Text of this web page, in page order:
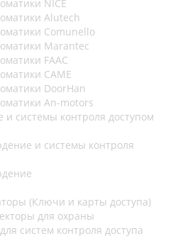
NICE
Alutech
Comunello
Marantec
FAAC
CAME
DoorHan
An-motors
системы контроля доступом
и системы контроля
(Ключи и карты доступа)
для охраны
систем контроля доступа